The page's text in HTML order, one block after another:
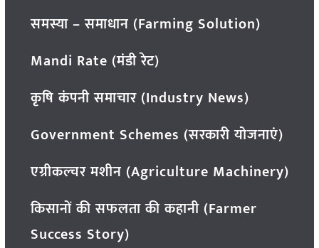
समस्या – समाधान (Farming Solution)
Mandi Rate (मंडी रेट)
कृषि कंपनी समाचार (Industry News)
Government Schemes (सरकारी योजनाएं)
एग्रीकल्चर मशीन (Agriculture Machinery)
किसानों की सफलता की कहानी (Farmer
Success Story)